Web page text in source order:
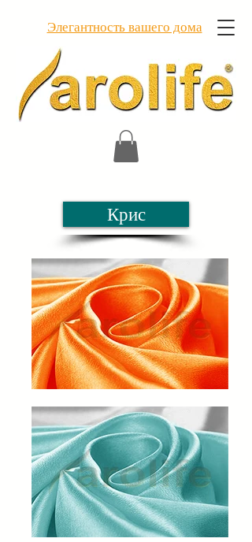
Элегантность вашего дома
Крис